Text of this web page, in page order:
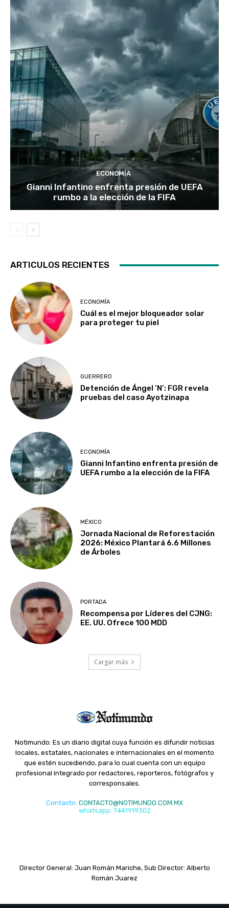
ECONOMÍA
Gianni Infantino enfrenta presión de UEFA
rumbo a la elección de la FIFA
ARTICULOS RECIENTES
ECONOMÍA
Cuál es el mejor bloqueador solar
para proteger tu piel
GUERRERO
Detención de Ángel ‘N’: FGR revela
pruebas del caso Ayotzinapa
ECONOMÍA
Gianni Infantino enfrenta presión de
UEFA rumbo a la elección de la FIFA
MÉXICO
Jornada Nacional de Reforestación
2026: México Plantará 6.6 Millones
de Árboles
PORTADA
Recompensa por Líderes del CJNG:
EE. UU. Ofrece 100 MDD
Cargar más
Notimundo: Es un diario digital cuya función es difundir noticias
locales, estatales, nacionales e internacionales en el momento
que estén sucediendo, para lo cual cuenta con un equipo
profesional integrado por redactores, reporteros, fotógrafos y
corresponsales.
Contacto: CONTACTO@NOTIMUNDO.COM.MX
whatsapp: 7441919302
Director General: Juan Román Mariche, Sub Director: Alberto
Román Juarez